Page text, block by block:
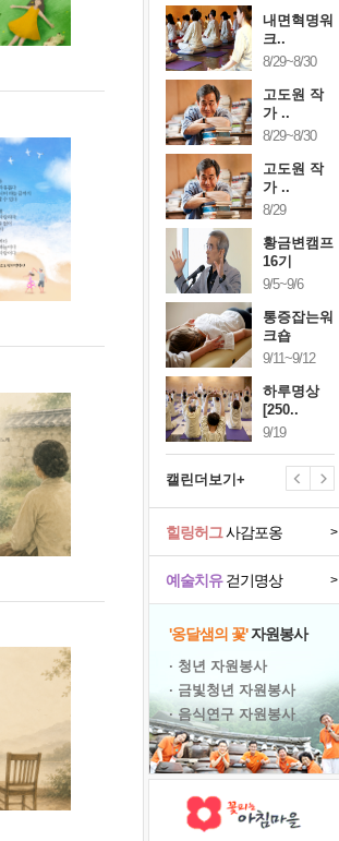
건강명상법
스..
내면혁명워
10/17~10/18
황금변캠프
17기
10/30~10/31
크숍
11/7~11/8
내면혁명워
크..
8/29~8/30
고도원 작
가 ..
8/29~8/30
고도원 작
가 ..
8/29
황금변캠프
16기
9/5~9/6
통증잡는워
크숍
9/11~9/12
하루명상
[250..
9/19
캘린더보기+
예술치유걷기명상 >
힐링허그사감포옹 >
'옹달샘의 꽃'자원봉사
· 청년 자원봉사
· 금빛청년 자원봉사
· 음식연구 자원봉사